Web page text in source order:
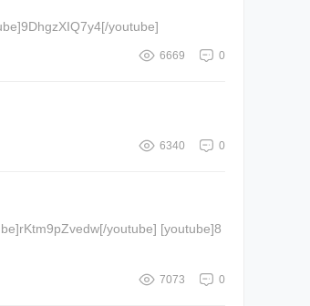
[youtube]1a41QCfoZ70[/youtube] [youtube]F9CFxQoDZqA[/youtube] [youtube]oXcEuU1PiW4[/youtube] [youtube]9DhgzXIQ7y4[/youtube]
0
6669
0
6340
0
7073